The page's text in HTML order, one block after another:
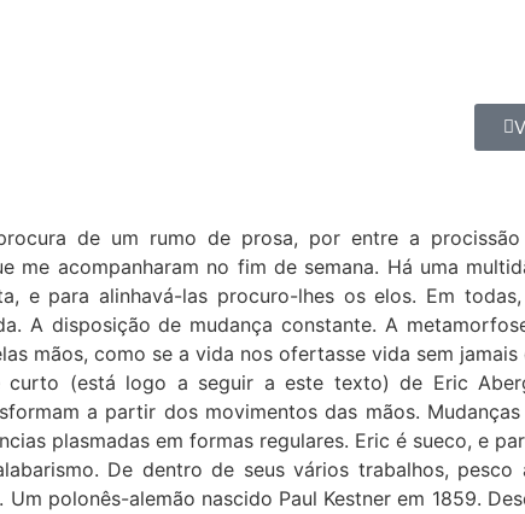
de um rumo de prosa, por entre a
me acompanharam no fim de semana. Há uma
e para alinhavá-las procuro-lhes os elos. Em
A disposição de mudança constante. A
mãos, como se a vida nos ofertasse vida sem jamais
curto (está logo a seguir a este texto) de Eric
a partir dos movimentos das mãos.
plasmadas em formas regulares. Eric é sueco, e
De dentro de seus vários trabalhos, pesco
Um polonês-alemão nascido Paul Kestner em 1859.